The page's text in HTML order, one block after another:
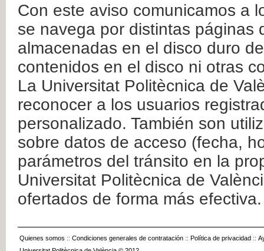
Con este aviso comunicamos a
se navega por distintas páginas
almacenadas en el disco duro
contenidos en el disco ni otras
La Universitat Politècnica de
reconocer a los usuarios
personalizado. También son
sobre datos de acceso (fecha,
parámetros del tránsito en la
Universitat Politècnica de
ofertados de forma más efectiva.
Quienes somos :: Condiciones generales de contratación :: Política de privacidad ::